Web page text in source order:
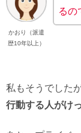
かおり（派遣
歴10年以上）
るの
私もそうでしたが
行動する人がけ